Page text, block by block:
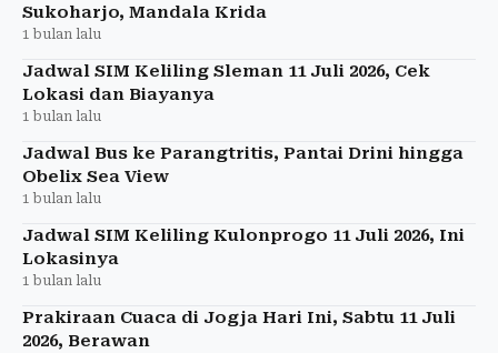
Sukoharjo, Mandala Krida
1 bulan lalu
Jadwal SIM Keliling Sleman 11 Juli 2026, Cek
Lokasi dan Biayanya
1 bulan lalu
Jadwal Bus ke Parangtritis, Pantai Drini hingga
Obelix Sea View
1 bulan lalu
Jadwal SIM Keliling Kulonprogo 11 Juli 2026, Ini
Lokasinya
1 bulan lalu
Prakiraan Cuaca di Jogja Hari Ini, Sabtu 11 Juli
2026, Berawan